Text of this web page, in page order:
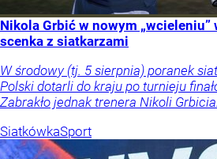
Nikola Grbić w nowym „wcieleniu”
scenka z siatkarzami
W środowy (tj. 5 sierpnia) poranek
Polski dotarli do kraju po turnieju
Zabrakło jednak trenera Nikoli Grbicia.
SiatkówkaSport